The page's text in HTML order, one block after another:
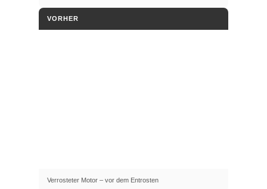
VORHER
Verrosteter Motor – vor dem Entrosten